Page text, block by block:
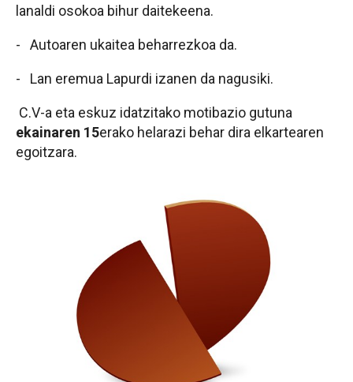
lanaldi osokoa bihur daitekeena.
- Autoaren ukaitea beharrezkoa da.
- Lan eremua Lapurdi izanen da nagusiki.
C.V-a eta eskuz idatzitako motibazio gutuna
ekainaren 15erako helarazi behar dira elkartearen
egoitzara.